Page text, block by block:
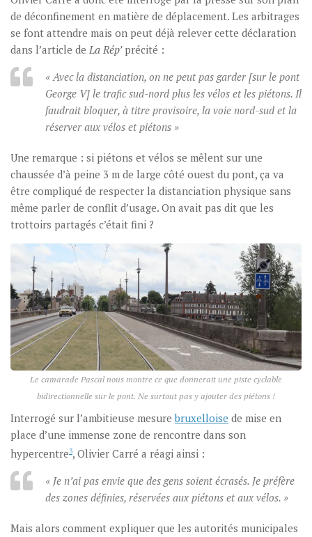
de déconfinement en matière de déplacement. Les arbitrages
se font attendre mais on peut déjà relever cette déclaration
dans l’article de La Rép’précité :
« Avec la distanciation, on ne peut pas garder [sur le pont
George V] le trafic sud-nord plus les vélos et les piétons. Il
faudrait bloquer, à titre provisoire, la voie nord-sud et la
réserver aux vélos et piétons »
Une remarque : si piétons et vélos se mêlent sur une
chaussée d’à peine 3 m de large côté ouest du pont, ça va
être compliqué de respecter la distanciation physique sans
même parler de conflit d’usage. On avait pas dit que les
trottoirs partagés c’était fini ?
Le camarade Pascal nous montre ce que donnerait une piste cyclable
bidirectionnelle sur le pont. Ne surtout pas y ajouter des piétons !
Interrogé sur l’ambitieuse mesurebruxelloise de mise en
place d’une immense zone de rencontre dans son
hypercentre3, Olivier Carré a réagi ainsi :
« Je n’ai pas envie que des gens soient écrasés. Je préfère
des zones définies, réservées aux piétons et aux vélos. »
Mais alors comment expliquer que les autorités municipales